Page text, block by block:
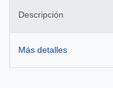
Descripción
Más detalles